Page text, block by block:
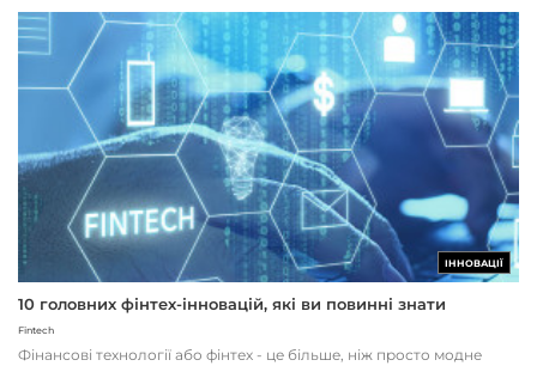
ІННОВАЦІЇ
10 головних фінтех-інновацій, які ви повинні знати
Fintech
Фінансові технології або фінтех - це більше, ніж просто модне